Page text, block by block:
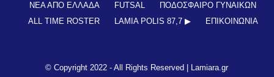
ΝΕΑ ΑΠΟ ΕΛΛΑΔΑ
FUTSAL
ΠΟΔΟΣΦΑΙΡΟ ΓΥΝΑΙΚΩΝ
ALL TIME ROSTER
LAMIA POLIS 87,7 ▶︎ ΕΠΙΚΟΙΝΩΝΊΑ
© Copyright 2022 - All Rights Reserved | Lamiara.gr